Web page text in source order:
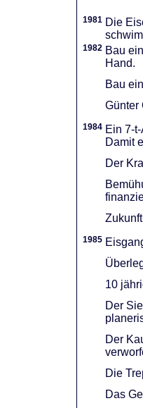
1981 Die
1982 Bau
Hand.
Bau
Günter
1984 Ein 7-
Damit
Der
1985
10
Der
Der
Die
Das